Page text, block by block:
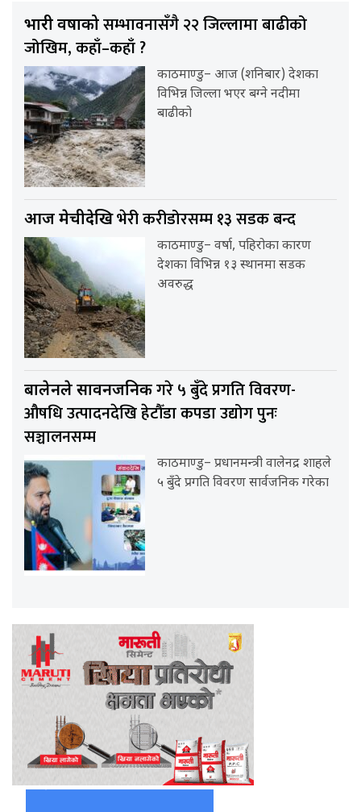
भारी वर्षाकोसम्भावनासँगै २२ जिल्लामा बाढीको
जोखिम, कहाँ–कहाँ ?
काठमाण्डु– आज (शनिबार) देशका
विभिन्न जिल्ला भएर बग्ने नदीमा
बाढीको
आज मेचीदेखिभेरी करीडोरसम्म १३ सडक बन्द
काठमाण्डु– वर्षा, पहिरोका कारण
देशका विभिन्न १३ स्थानमा सडक
अवरुद्ध
बालेनले सार्वनजनिकगरे ५ बुँदे प्रगति विवरण-
औषधि उत्पादनदेखि हेटौँडा कपडा उद्योग पुनः
सञ्चालनसम्म
काठमाण्डु– प्रधानमन्त्री वालेनद्र शाहले
५ बुँदे प्रगति विवरण सार्वजनिक गरेका